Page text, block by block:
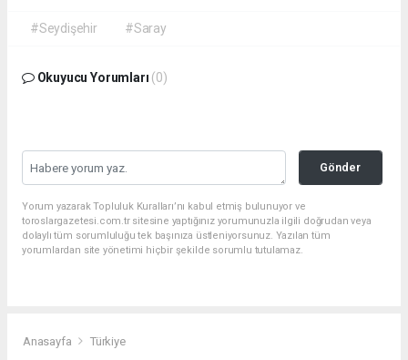
#Seydişehir #Saray
Okuyucu Yorumları (0)
Gönder
Yorum yazarak Topluluk Kuralları’nı kabul etmiş bulunuyor ve
toroslargazetesi.com.tr sitesine yaptığınız yorumunuzla ilgili doğrudan veya
dolaylı tüm sorumluluğu tek başınıza üstleniyorsunuz. Yazılan tüm
yorumlardan site yönetimi hiçbir şekilde sorumlu tutulamaz.
Anasayfa Türkiye